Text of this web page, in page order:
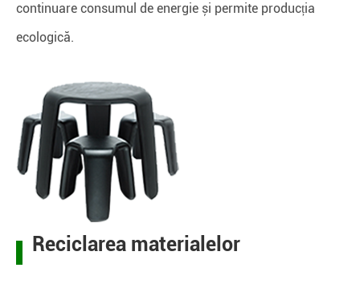
continuare consumul de energie și permite producția
ecologică.
Reciclarea materialelor